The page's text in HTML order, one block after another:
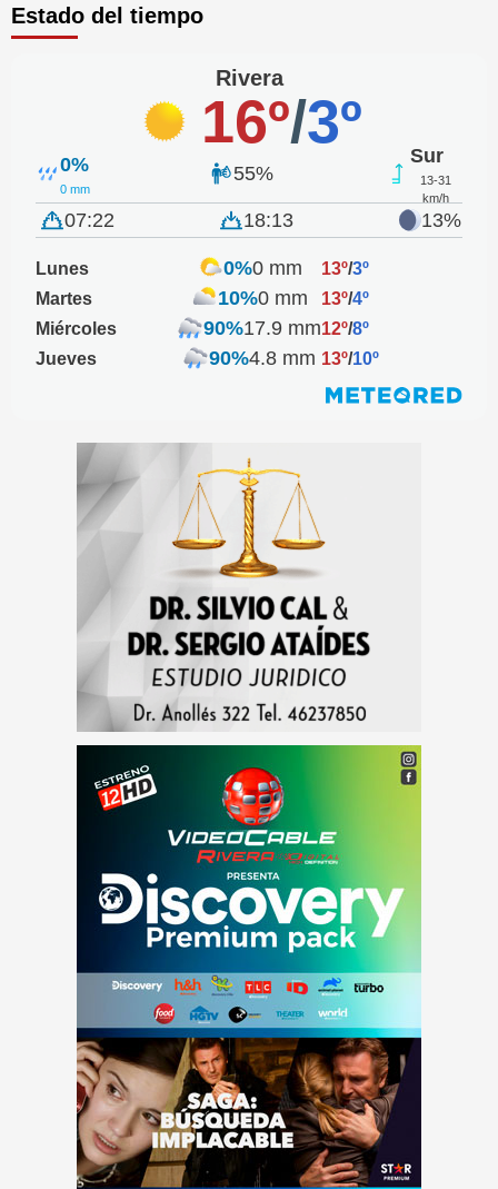
Estado del tiempo
Rivera
16º/3º
0%
0 mm
55%
Sur
13-31
km/h
07:22 18:13 13%
Lunes 0%0 mm 13º/3º
Martes
10%0 mm 13º/4º
Miércoles
90%17.9 mm12º/8º
Jueves
90%4.8 mm 13º/10º